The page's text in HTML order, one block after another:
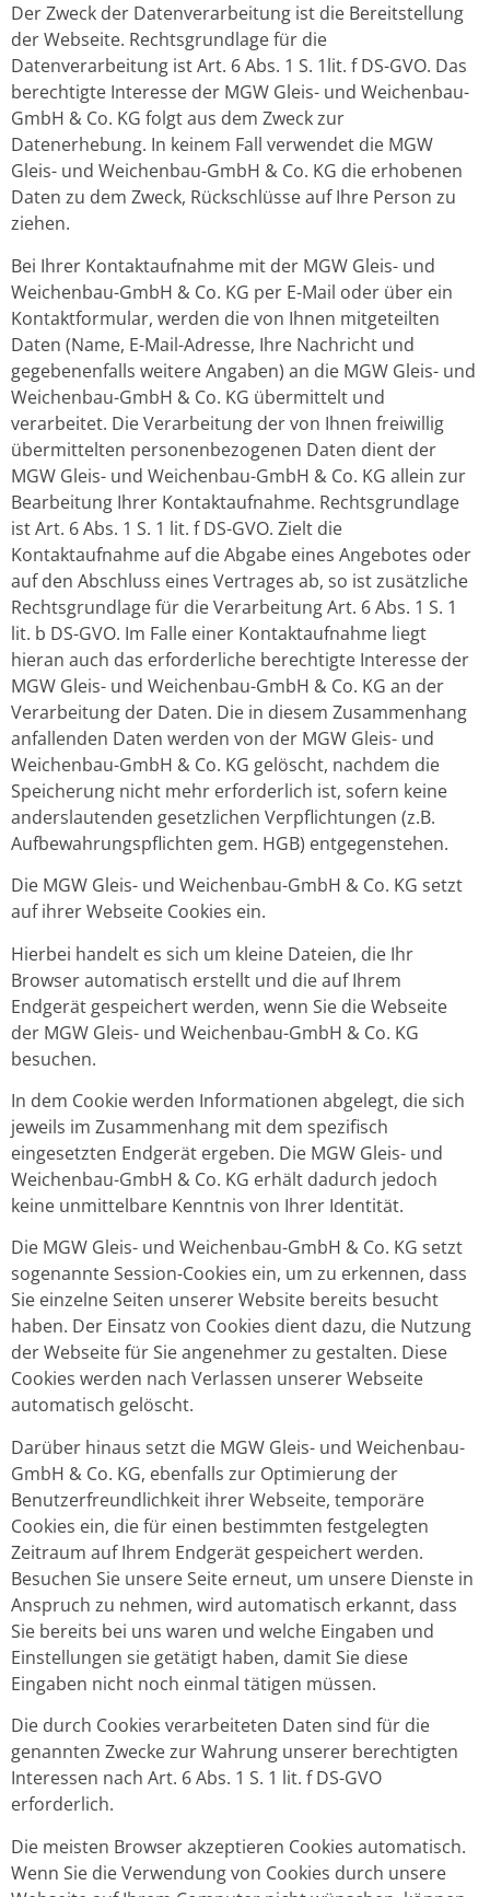
Der Zweck der Datenverarbeitung ist die Bereitstellung
der Webseite. Rechtsgrundlage für die
Datenverarbeitung ist Art. 6 Abs. 1 S. 1lit. f DS-GVO. Das
berechtigte Interesse der MGW Gleis- und Weichenbau-
GmbH & Co. KG folgt aus dem Zweck zur
Datenerhebung. In keinem Fall verwendet die MGW
Gleis- und Weichenbau-GmbH & Co. KG die erhobenen
Daten zu dem Zweck, Rückschlüsse auf Ihre Person zu
ziehen.
Bei Ihrer Kontaktaufnahme mit der MGW Gleis- und
Weichenbau-GmbH & Co. KG per E-Mail oder über ein
Kontaktformular, werden die von Ihnen mitgeteilten
Daten (Name, E-Mail-Adresse, Ihre Nachricht und
gegebenenfalls weitere Angaben) an die MGW Gleis- und
Weichenbau-GmbH & Co. KG übermittelt und
verarbeitet. Die Verarbeitung der von Ihnen freiwillig
übermittelten personenbezogenen Daten dient der
MGW Gleis- und Weichenbau-GmbH & Co. KG allein zur
Bearbeitung Ihrer Kontaktaufnahme. Rechtsgrundlage
ist Art. 6 Abs. 1 S. 1 lit. f DS-GVO. Zielt die
Kontaktaufnahme auf die Abgabe eines Angebotes oder
auf den Abschluss eines Vertrages ab, so ist zusätzliche
Rechtsgrundlage für die Verarbeitung Art. 6 Abs. 1 S. 1
lit. b DS-GVO. Im Falle einer Kontaktaufnahme liegt
hieran auch das erforderliche berechtigte Interesse der
MGW Gleis- und Weichenbau-GmbH & Co. KG an der
Verarbeitung der Daten. Die in diesem Zusammenhang
anfallenden Daten werden von der MGW Gleis- und
Weichenbau-GmbH & Co. KG gelöscht, nachdem die
Speicherung nicht mehr erforderlich ist, sofern keine
anderslautenden gesetzlichen Verpflichtungen (z.B.
Aufbewahrungspflichten gem. HGB) entgegenstehen.
Die MGW Gleis- und Weichenbau-GmbH & Co. KG setzt
auf ihrer Webseite Cookies ein.
Hierbei handelt es sich um kleine Dateien, die Ihr
Browser automatisch erstellt und die auf Ihrem
Endgerät gespeichert werden, wenn Sie die Webseite
der MGW Gleis- und Weichenbau-GmbH & Co. KG
besuchen.
In dem Cookie werden Informationen abgelegt, die sich
jeweils im Zusammenhang mit dem spezifisch
eingesetzten Endgerät ergeben. Die MGW Gleis- und
Weichenbau-GmbH & Co. KG erhält dadurch jedoch
keine unmittelbare Kenntnis von Ihrer Identität.
Die MGW Gleis- und Weichenbau-GmbH & Co. KG setzt
sogenannte Session-Cookies ein, um zu erkennen, dass
Sie einzelne Seiten unserer Website bereits besucht
haben. Der Einsatz von Cookies dient dazu, die Nutzung
der Webseite für Sie angenehmer zu gestalten. Diese
Cookies werden nach Verlassen unserer Webseite
automatisch gelöscht.
Darüber hinaus setzt die MGW Gleis- und Weichenbau-
GmbH & Co. KG, ebenfalls zur Optimierung der
Benutzerfreundlichkeit ihrer Webseite, temporäre
Cookies ein, die für einen bestimmten festgelegten
Zeitraum auf Ihrem Endgerät gespeichert werden.
Besuchen Sie unsere Seite erneut, um unsere Dienste in
Anspruch zu nehmen, wird automatisch erkannt, dass
Sie bereits bei uns waren und welche Eingaben und
Einstellungen sie getätigt haben, damit Sie diese
Eingaben nicht noch einmal tätigen müssen.
Die durch Cookies verarbeiteten Daten sind für die
genannten Zwecke zur Wahrung unserer berechtigten
Interessen nach Art. 6 Abs. 1 S. 1 lit. f DS-GVO
erforderlich.
Die meisten Browser akzeptieren Cookies automatisch.
Wenn Sie die Verwendung von Cookies durch unsere